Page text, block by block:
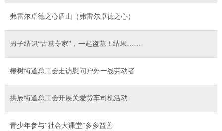
弗雷尔卓德之心盾山（弗雷尔卓德之心）
男子结识“古墓专家”，一起盗墓！结果……
椿树街道总工会走访慰问户外一线劳动者
拱辰街道总工会开展关爱货车司机活动
青少年参与“社会大课堂”多多益善